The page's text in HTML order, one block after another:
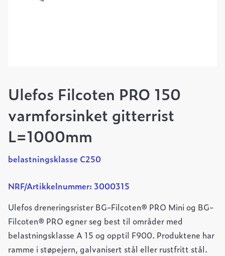
Ulefos Filcoten PRO 150
varmforsinket gitterrist
L=1000mm
belastningsklasse C250
NRF/Artikkelnummer: 3000315
Ulefos dreneringsrister BG-Filcoten® PRO Mini og BG-
Filcoten® PRO egner seg best til områder med
belastningsklasse A 15 og opptil F900. Produktene har
ramme i støpejern, galvanisert stål eller rustfritt stål.